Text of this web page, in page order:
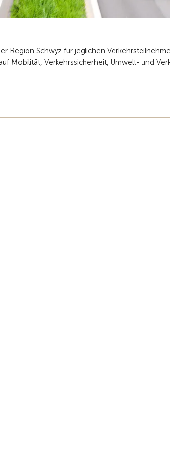
Region Schwyz für jeglichen
Mobilität, Verkehrssicherheit, Umwelt- und